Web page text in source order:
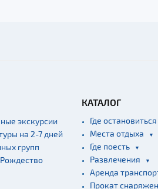
экскурсии
на 2-7 дней
групп
КАТАЛОГ
Где остановиться
Места отдыха
Где поесть
Развлечения
Аренда
Прокат